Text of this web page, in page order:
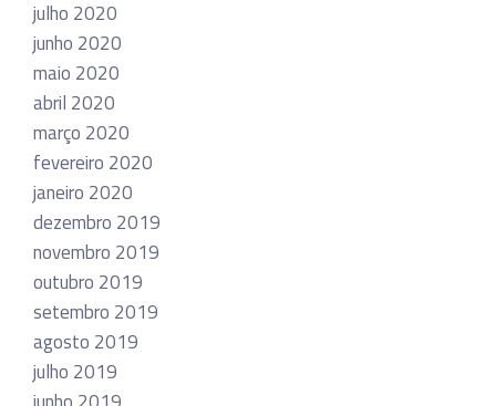
julho 2020
junho 2020
maio 2020
abril 2020
março 2020
fevereiro 2020
janeiro 2020
dezembro 2019
novembro 2019
outubro 2019
setembro 2019
agosto 2019
julho 2019